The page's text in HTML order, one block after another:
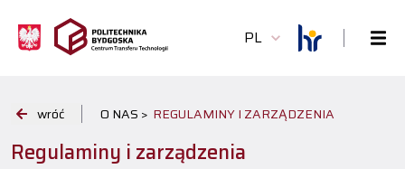
PL
wróć O NAS > REGULAMINY I ZARZĄDZENIA
Regulaminy i zarządzenia